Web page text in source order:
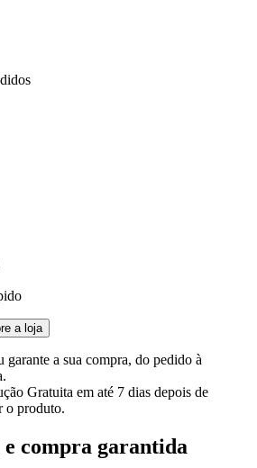
a loja
garante a sua compra, do pedido à
Gratuita em até 7 dias depois de
o produto.
compra garantida